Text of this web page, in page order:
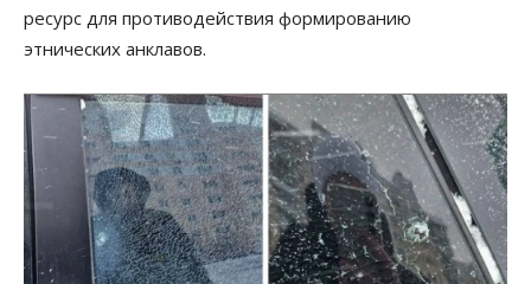
ресурс для противодействия формированию
этнических анклавов.